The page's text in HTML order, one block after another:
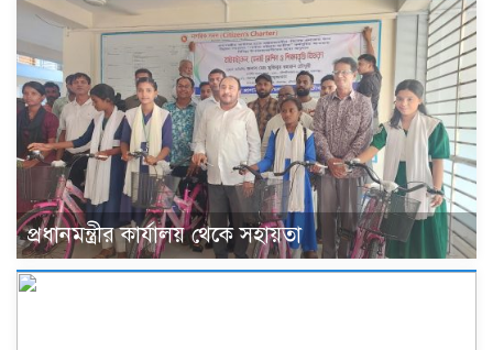
প্রধানমন্ত্রীর কার্যালয় থেকে সহায়তা